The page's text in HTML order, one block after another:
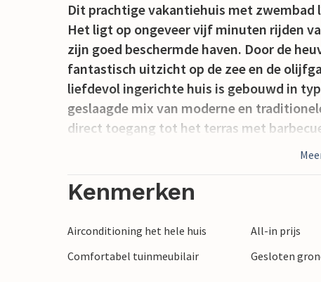
Dit prachtige vakantiehuis met
Het ligt op ongeveer vijf minuten rijden
zijn goed beschermde haven. Door de
fantastisch uitzicht op de zee en de
liefdevol ingerichte huis is gebouwd in
geslaagde mix van moderne en
direct toegang tot het terras met
zwembad. De ouderslaapkamer bevindt
parkeergelegenheid op het grote,
Kenmerken
Airconditioning het hele huis All-in prijs
Comfortabel tuinmeubilair
Gesloten